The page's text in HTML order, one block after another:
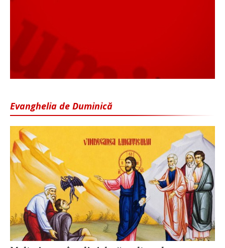
Evanghelia de Duminică